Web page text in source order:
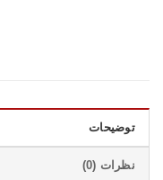
توضیحات
نظرات (0)